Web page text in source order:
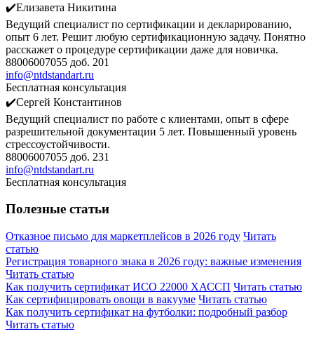
✔️Елизавета Никитина
Ведущий специалист по сертификации и декларированию,
опыт 6 лет. Решит любую сертификационную задачу. Понятно
расскажет о процедуре сертификации даже для новичка.
88006007055 доб. 201
info@ntdstandart.ru
Бесплатная консультация
✔️Сергей Константинов
Ведущий специалист по работе с клиентами, опыт в сфере
разрешительной документации 5 лет. Повышенный уровень
стрессоустойчивости.
88006007055 доб. 231
info@ntdstandart.ru
Бесплатная консультация
Полезные статьи
Отказное письмо для маркетплейсов в 2026 году Читать
статью
Регистрация товарного знака в 2026 году: важные изменения
Читать статью
Как получить сертификат ИСО 22000 ХАССП Читать статью
Как сертифицировать овощи в вакууме Читать статью
Как получить сертификат на футболки: подробный разбор
Читать статью